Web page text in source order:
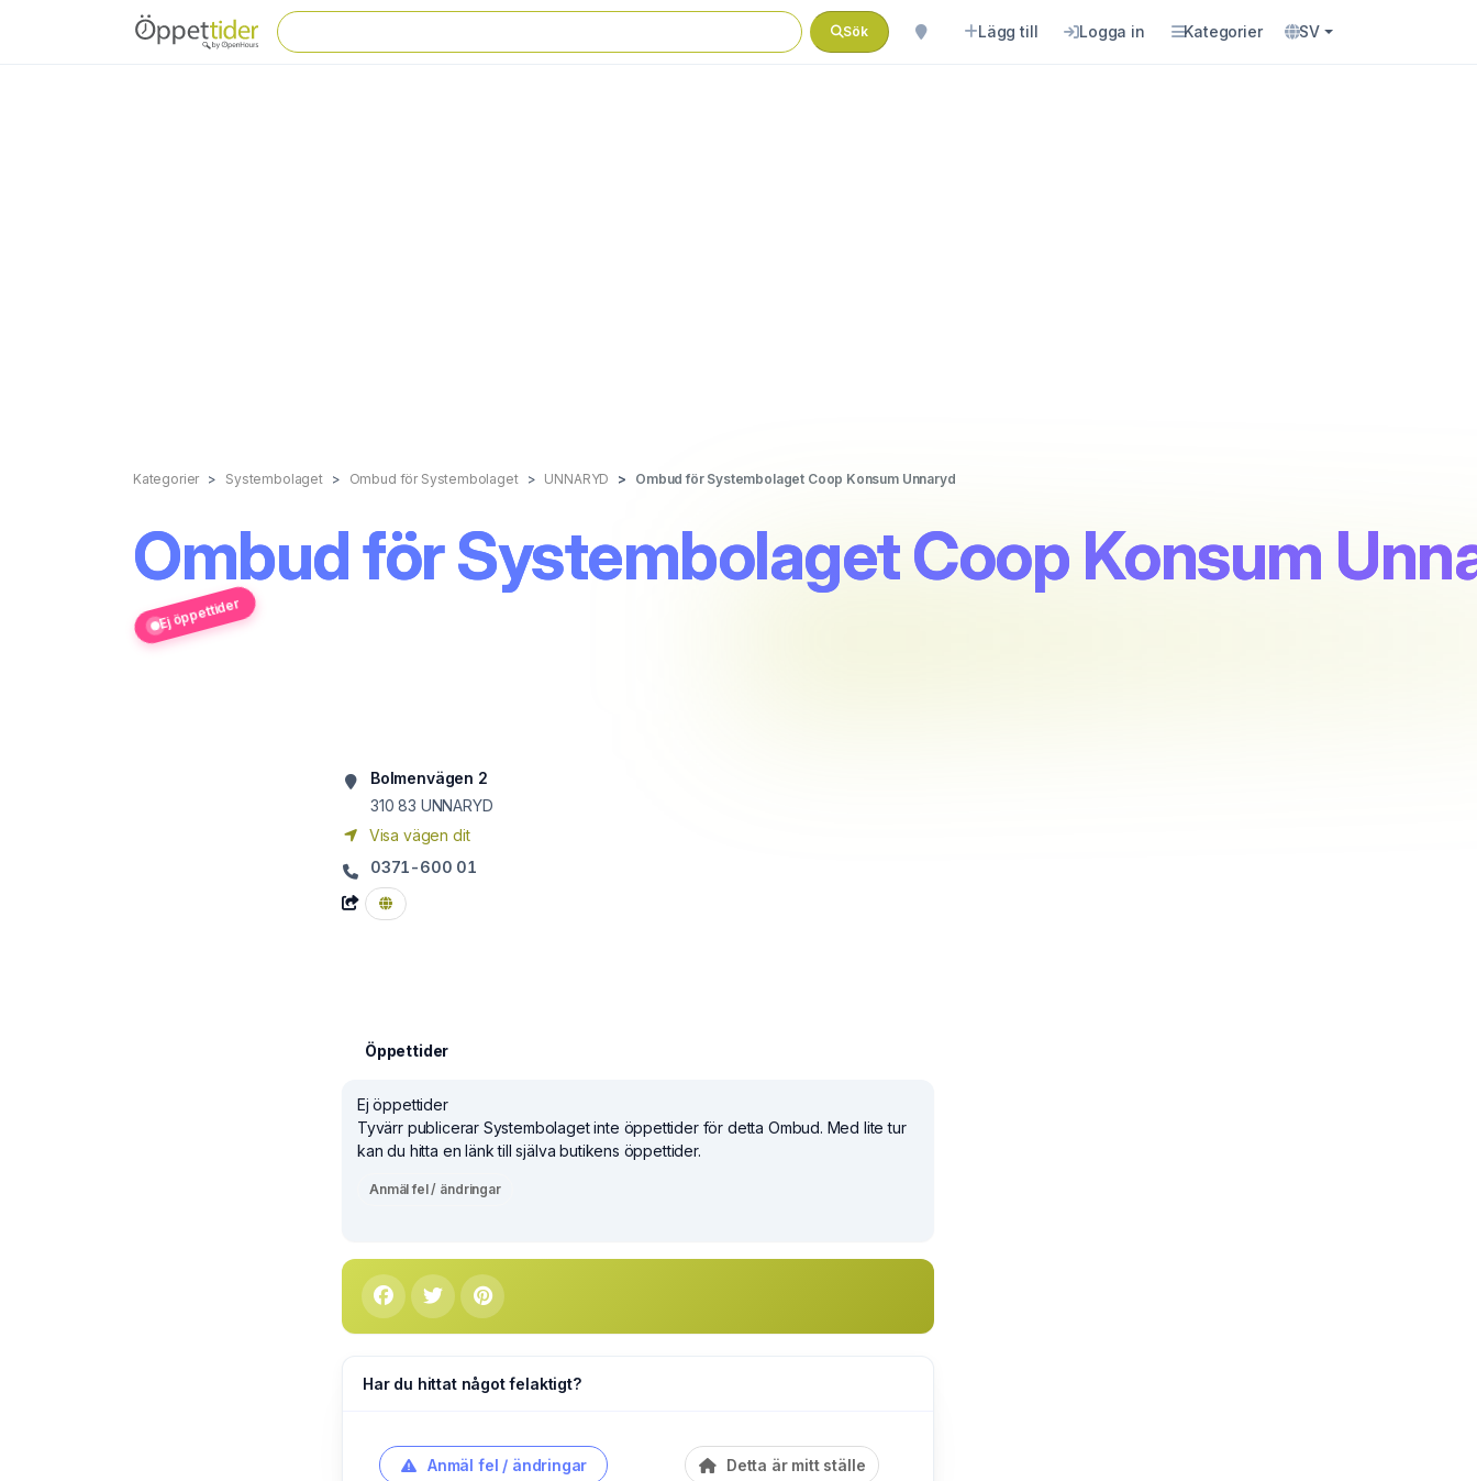
Sök Lägg till Logga in Kategorier SV
Kategorier Systembolaget Ombud för Systembolaget UNNARYD Ombud för Systembolaget Coop Konsum Unnaryd
Ombud för Systembolaget Coop Konsum
Ej öppettider
Bolmenvägen 2
310 83 UNNARYD
Visa vägen dit
0371-600 01
Öppettider
Ej öppettider
Tyvärr publicerar Systembolaget inte öppettider för detta Ombud. Med lite tur
kan du hitta en länk till själva butikens öppettider.
Anmäl fel / ändringar
Har du hittat något felaktigt?
Anmäl fel / ändringar Detta är mitt ställe